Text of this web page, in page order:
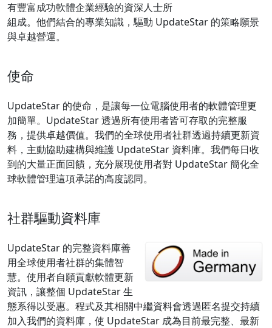
有豐富成功軟體企業經驗的資深人士所
組成。他們結合的專業知識，驅動 UpdateStar 的策略願景
與卓越營運。
使命
UpdateStar 的使命，是讓每一位電腦使用者的軟體管理更
加簡單。UpdateStar 透過所有使用者皆可存取的完整服
務，提供卓越價值。我們的全球使用者社群透過持續更新資
料，主動協助建構與維護 UpdateStar 資料庫。我們每日收
到的大量正面回饋，充分展現使用者對 UpdateStar 簡化全
球軟體管理這項承諾的高度認同。
社群驅動資料庫
UpdateStar 的完整資料庫善
用全球使用者社群的集體智
慧。使用者自願貢獻軟體更新
資訊，讓整個 UpdateStar 生
態系得以受惠。程式及其相關中繼資料會透過匿名提交持續
加入我們的資料庫，使 UpdateStar 成為目前最完整、最新